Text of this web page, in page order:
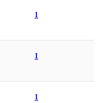
1
1
1